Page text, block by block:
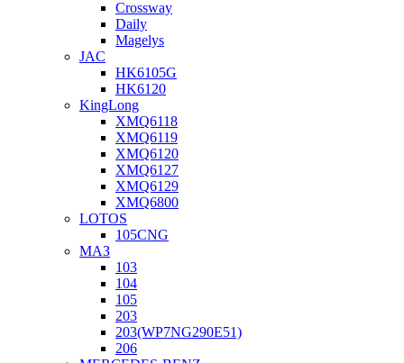
Crossway
Daily
Magelys
JAC
HK6105G
HK6120
KingLong
XMQ6118
XMQ6119
XMQ6120
XMQ6127
XMQ6129
XMQ6800
LOTOS
105CNG
МАЗ
103
104
105
203
203(WP7NG290E51)
206